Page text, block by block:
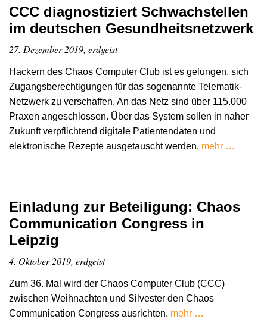
CCC diagnostiziert Schwachstellen
im deutschen Gesundheitsnetzwerk
27. Dezember 2019, erdgeist
Hackern des Chaos Computer Club ist es gelungen, sich
Zugangsberechtigungen für das sogenannte Telematik-
Netzwerk zu verschaffen. An das Netz sind über 115.000
Praxen angeschlossen. Über das System sollen in naher
Zukunft verpflichtend digitale Patientendaten und
elektronische Rezepte ausgetauscht werden. mehr …
Einladung zur Beteiligung: Chaos
Communication Congress in
Leipzig
4. Oktober 2019, erdgeist
Zum 36. Mal wird der Chaos Computer Club (CCC)
zwischen Weihnachten und Silvester den Chaos
Communication Congress ausrichten. mehr …